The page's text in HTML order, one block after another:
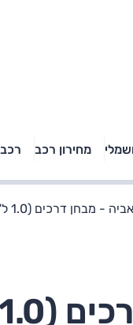
מחירון רכב
ספורטאז' לונג
הנייר ועל
מבחן דרכים (1.0 ל' טורבו, אוט')
אוט')